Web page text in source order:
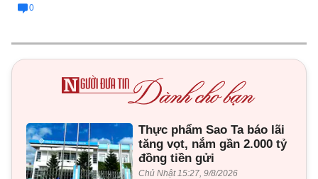
0
Thực phẩm Sao Ta báo lãi
tăng vọt, nắm gần 2.000 tỷ
đồng tiền gửi
Chủ Nhật 15:27, 9/8/2026